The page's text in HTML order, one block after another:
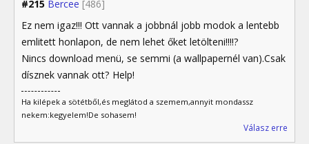
#215 Bercee [486]
Ez nem igaz!!! Ott vannak a jobbnál jobb modok a lentebb
emlitett honlapon, de nem lehet őket letölteni!!!!?
Nincs download menü, se semmi (a wallpapernél van).Csak
dísznek vannak ott? Help!
Ha kilépek a sötétből,és meglátod a szemem,annyit mondassz
nekem:kegyelem!De sohasem!
Válasz erre